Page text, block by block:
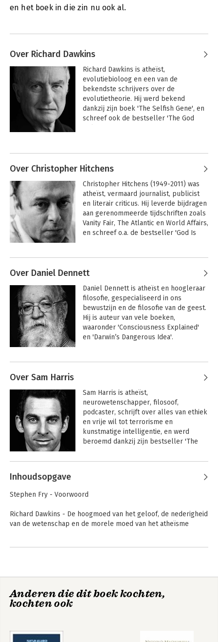
en het boek in die zin nu ook al.
Over Richard Dawkins
Richard Dawkins is atheïst,
evolutiebioloog en een van de
bekendste schrijvers over de
evolutietheorie. Hij werd bekend
dankzij zijn boek 'The Selfish Gene', en
schreef ook de bestseller 'The God
The Four Horsemen
The Extended
Selfish Gene
Bekijk alle boeken
Over Christopher Hitchens
Christopher Hitchens (1949-2011) was
atheïst, vermaard journalist, publicist
en literair criticus. Hij leverde bijdragen
aan gerenommeerde tijdschriften zoals
Vanity Fair, The Atlantic en World Affairs,
en schreef o.a. de bestseller 'God Is
Hitchens
The Four Horsemen The Four Horsemen
Contrarian
Bekijk alle boeken
Over Daniel Dennett
Daniel Dennett is atheïst en hoogleraar
filosofie, gespecialiseerd in ons
bewustzijn en de filosofie van de geest.
Hij is auteur van vele boeken,
waaronder 'Consciousness Explained'
en 'Darwin’s Dangerous Idea'.
Andere boeken door Daniel Dennett
The Four Horsemen
Van bacterie naar
Over Sam Harris
Sam Harris is atheïst,
neurowetenschapper, filosoof,
podcaster, schrijft over alles van ethiek
en vrije wil tot terrorisme en
kunstmatige intelligentie, en werd
beroemd dankzij zijn bestseller 'The
Andere boeken door Sam Harris
The Four Horsemen The Four Horsemen
Bekijk alle boeken
Inhoudsopgave
Stephen Fry - Voorwoord
Richard Dawkins - De hoogmoed van het geloof, de nederigheid
van de wetenschap en de morele moed van het atheïsme
Woord van dank
Anderen die dit boek kochten,
kochten ook